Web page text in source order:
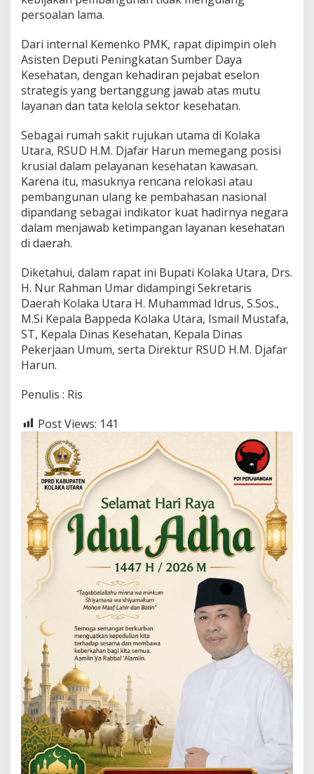
persoalan lama.
Dari internal Kemenko PMK, rapat dipimpin oleh
Asisten Deputi Peningkatan Sumber Daya
Kesehatan, dengan kehadiran pejabat eselon
strategis yang bertanggung jawab atas mutu
layanan dan tata kelola sektor kesehatan.
Sebagai rumah sakit rujukan utama di Kolaka
Utara, RSUD H.M. Djafar Harun memegang posisi
krusial dalam pelayanan kesehatan kawasan.
Karena itu, masuknya rencana relokasi atau
pembangunan ulang ke pembahasan nasional
dipandang sebagai indikator kuat hadirnya negara
dalam menjawab ketimpangan layanan kesehatan
di daerah.
Diketahui, dalam rapat ini Bupati Kolaka Utara, Drs.
H. Nur Rahman Umar didampingi Sekretaris
Daerah Kolaka Utara H. Muhammad Idrus, S.Sos.,
M.Si Kepala Bappeda Kolaka Utara, Ismail Mustafa,
ST, Kepala Dinas Kesehatan, Kepala Dinas
Pekerjaan Umum, serta Direktur RSUD H.M. Djafar
Harun.
Penulis : Ris
Post Views: 141